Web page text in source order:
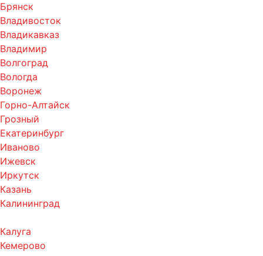
Брянск
Владивосток
Владикавказ
Владимир
Волгоград
Вологда
Воронеж
Горно-Алтайск
Грозный
Екатеринбург
Иваново
Ижевск
Иркутск
Казань
Калининград
Калуга
Кемерово